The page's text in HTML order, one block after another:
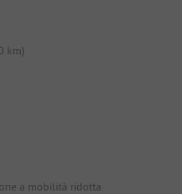
km)
a mobilità ridotta